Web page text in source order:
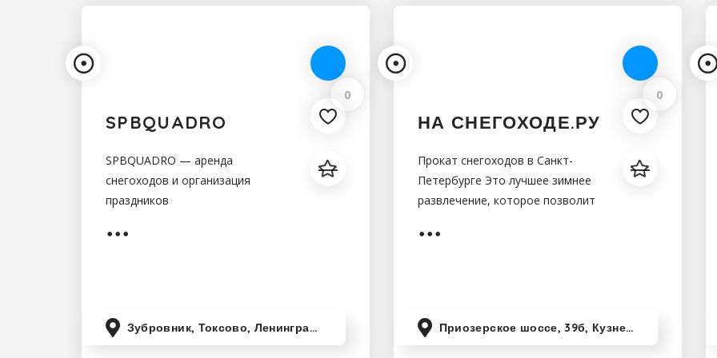
0
SPBQUADRO
SPBQUADRO — аренда
снегоходов и организация
праздников
Зубровник, Токсово, Ленинградская область, Россия
0
НА СНЕГОХОДЕ.РУ
Прокат снегоходов в Санкт-
Петербурге Это лучшее зимнее
развлечение, которое позволит
прелесть нашей русской зимы,
Приозерское шоссе, 39б, Кузнечное, Ленинградская область, Россия